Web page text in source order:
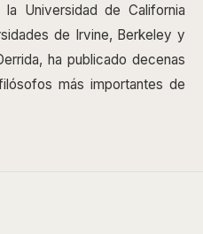
Universidad de California
de Irvine, Berkeley y
ha publicado decenas
más importantes de